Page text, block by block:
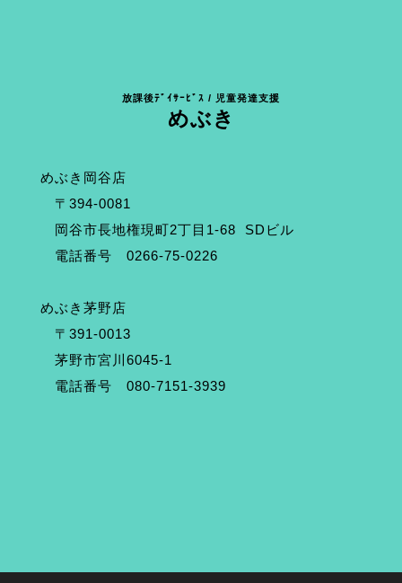
放課後ﾃﾞｲｻｰﾋﾞｽ / 児童発達支援
めぶき
めぶき岡谷店
〒394-0081
岡谷市長地権現町2丁目1-68 SDビル
電話番号 0266-75-0226
めぶき茅野店
〒391-0013
茅野市宮川6045-1
電話番号 080-7151-3939